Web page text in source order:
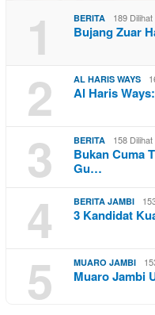
1 BERITA 189 Dilihat
Bujang Zuar
2 AL HARIS WAYS
Al Haris
3 BERITA 158 Dilihat
Bukan Cuma
Gu…
4 BERITA JAMBI
3 Kandidat
5 MUARO JAMBI
Muaro Jambi